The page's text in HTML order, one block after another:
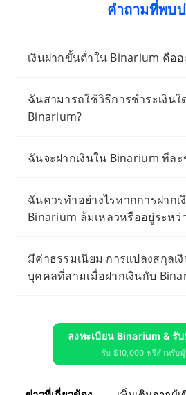
คำถามที่พบ
เงินฝากขั้นต่ำใน Binarium คืออ
ฉันสามารถใช้วิธีการชำระเงินใ
Binarium?
ฉันจะฝากเงินใน Binarium ทีล
ฉันควรทำอย่างไรหากการฝาก
Binarium ล้มเหลวหรืออยู่ระหว่
มีค่าธรรมเนียม การแปลงสกุลเ
บุคคลที่สามเมื่อฝากเงินกับ
ลงทะเบียน Binarium & รั
รับ $10,000 ฟรีสำหรับ